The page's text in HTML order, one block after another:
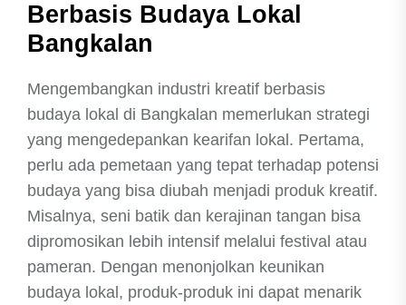
Berbasis Budaya Lokal
Bangkalan
Mengembangkan industri kreatif berbasis
budaya lokal di Bangkalan memerlukan strategi
yang mengedepankan kearifan lokal. Pertama,
perlu ada pemetaan yang tepat terhadap potensi
budaya yang bisa diubah menjadi produk kreatif.
Misalnya, seni batik dan kerajinan tangan bisa
dipromosikan lebih intensif melalui festival atau
pameran. Dengan menonjolkan keunikan
budaya lokal, produk-produk ini dapat menarik